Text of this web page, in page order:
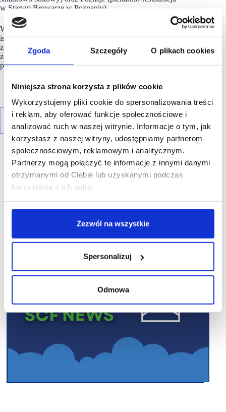
Zgoda Szczegóły O plikach cookies
Niniejsza strona korzysta z plików cookie
Wykorzystujemy pliki cookie do spersonalizowania treści
i reklam, aby oferować funkcje społecznościowe i
analizować ruch w naszej witrynie. Informacje o tym, jak
korzystasz z naszej witryny, udostępniamy partnerom
społecznościowym, reklamowym i analitycznym.
Partnerzy mogą połączyć te informacje z innymi danymi
otrzymanymi od Ciebie lub uzyskanymi podczas
korzystania z ich usług.
Zezwól na wszystkie
Spersonalizuj
Odmowa
w Starym Browarze w Poznaniu)
W planach
istniejących konceptów, w tym zwiększenie liczby lokali,
z drugiej zaś stworzenie zupełnie nowych – także
z wykorzystaniem nowoczesnych technologii w zakresie
produkcji, logistyki, zarządzania i sprzedaży.